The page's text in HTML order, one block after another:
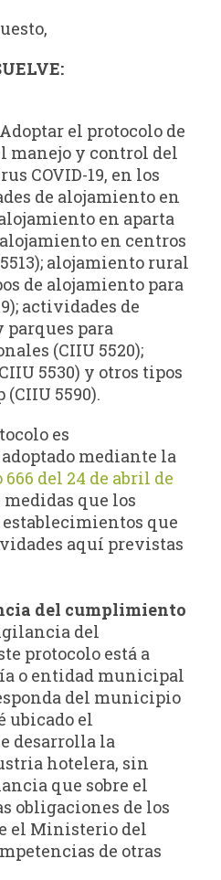
Adoptar el protocolo de
manejo y control del
COVID-19, en los
de alojamiento en
en aparta
en centros
alojamiento rural
de alojamiento para
actividades de
parques para
(CIIU 5520);
5530) y otros tipos
5590).
es
mediante la
del 24 de abril de
medidas que los
establecimientos que
aquí previstas
del cumplimiento
del
protocolo está a
o entidad municipal
del municipio
ubicado el
desarrolla la
hotelera, sin
que sobre el
obligaciones de los
el Ministerio del
de otras